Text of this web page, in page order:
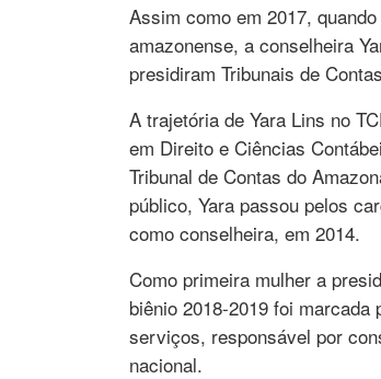
Assim como em 2017,
amazonense, a conselheira
presidiram Tribunais de
A trajetória de Yara Lins no
em Direito e Ciências
Tribunal de Contas do
público, Yara passou pelos
como conselheira, em 2014.
Como primeira mulher a
biênio 2018-2019 foi
serviços, responsável por
nacional.